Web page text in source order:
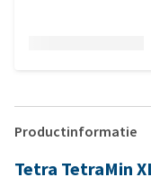
Productinformatie
Tetra TetraMin